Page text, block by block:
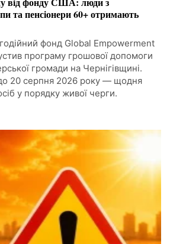
та пенсіонери 60+ отримають
фонд Global Empowerment
програму грошової допомоги
громади на Чернігівщині.
20 серпня 2026 року — щодня
у порядку живої черги.